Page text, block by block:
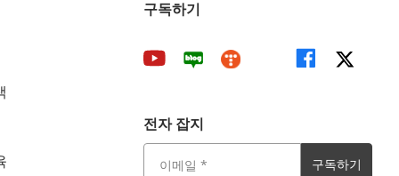
구독하기
전자 잡지
구독하기